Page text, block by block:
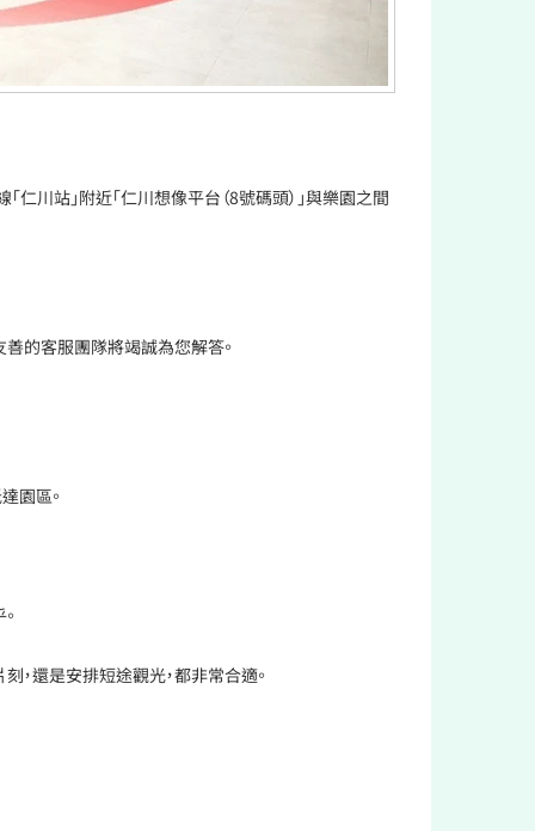
川站」附近「仁川想像平台（8號碼頭）」與樂園之間
的客服團隊將竭誠為您解答。
園區。
，還是安排短途觀光，都非常合適。